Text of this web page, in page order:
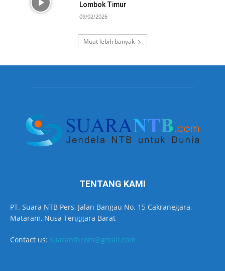
Lombok Timur
09/02/2026
Muat lebih banyak
TENTANG KAMI
PT. Suara NTB Pers, Jalan Bangau No. 15 Cakranegara,
Mataram, Nusa Tenggara Barat
Contact us: suarantbcom@gmail.com